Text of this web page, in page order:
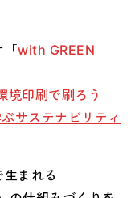
「with GREEN
境印刷で刷ろう
サステナビリティ
まれる